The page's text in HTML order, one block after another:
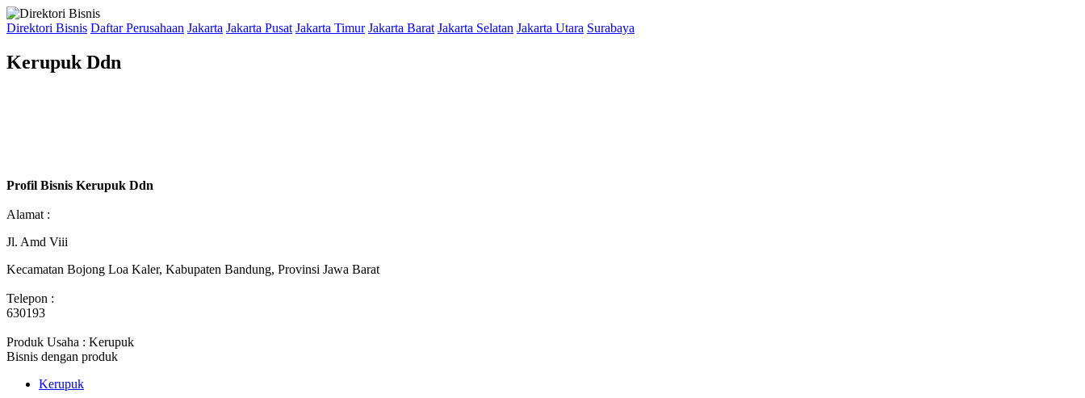
Direktori Bisnis Daftar Perusahaan Jakarta Jakarta Pusat Jakarta Timur Jakarta Barat Jakarta Selatan Jakarta Utara Surabaya
Kerupuk Ddn
Profil Bisnis Kerupuk Ddn
Alamat :
Jl. Amd Viii
Kecamatan Bojong Loa Kaler, Kabupaten Bandung, Provinsi Jawa Barat
Telepon :
630193
Produk Usaha : Kerupuk
Bisnis dengan produk
Kerupuk